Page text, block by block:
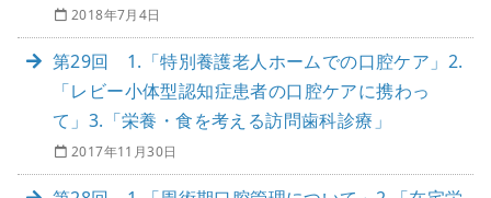
2018年7月4日
第29回 1.「特別養護老人ホームでの口腔ケア」2.
「レビー小体型認知症患者の口腔ケアに携わっ
て」3.「栄養・食を考える訪問歯科診療」
2017年11月30日